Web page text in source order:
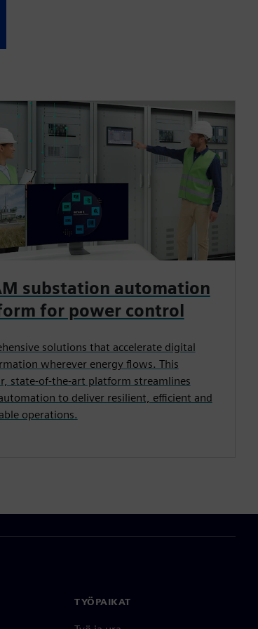
substation automation
for power control
solutions that accelerate digital
wherever energy flows. This
state-of-the-art platform streamlines
to deliver resilient, efficient and
operations.
TYÖPAIKAT